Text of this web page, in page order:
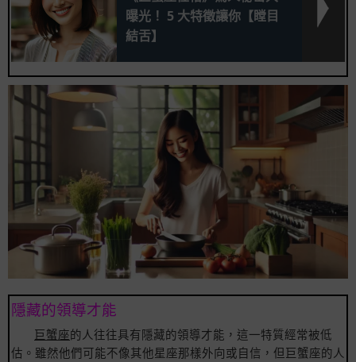
曝光！ 5 大特徵讓你【瞠目
結舌】
隱藏的領導才能
巨蟹座的人往往具有隱藏的領導才能，這一特質經常被低
估。雖然他們可能不像其他星座那樣外向或自信，但巨蟹座的人